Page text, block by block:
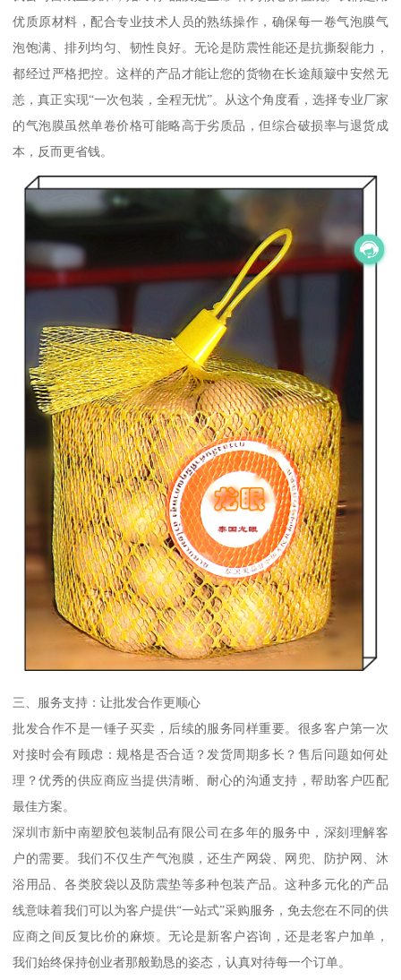
优质原材料，配合专业技术人员的熟练操作，确保每一卷气泡膜气
泡饱满、排列均匀、韧性良好。无论是防震性能还是抗撕裂能力，
都经过严格把控。这样的产品才能让您的货物在长途颠簸中安然无
恙，真正实现“一次包装，全程无忧”。从这个角度看，选择专业厂家
的气泡膜虽然单卷价格可能略高于劣质品，但综合破损率与退货成
本，反而更省钱。
三、服务支持：让批发合作更顺心
批发合作不是一锤子买卖，后续的服务同样重要。很多客户第一次
对接时会有顾虑：规格是否合适？发货周期多长？售后问题如何处
理？优秀的供应商应当提供清晰、耐心的沟通支持，帮助客户匹配
最佳方案。
深圳市新中南塑胶包装制品有限公司在多年的服务中，深刻理解客
户的需要。我们不仅生产气泡膜，还生产网袋、网兜、防护网、沐
浴用品、各类胶袋以及防震垫等多种包装产品。这种多元化的产品
线意味着我们可以为客户提供“一站式”采购服务，免去您在不同的供
应商之间反复比价的麻烦。无论是新客户咨询，还是老客户加单，
我们始终保持创业者那般勤恳的姿态，认真对待每一个订单。